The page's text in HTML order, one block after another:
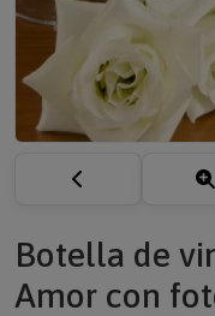
Botella de
Amor con